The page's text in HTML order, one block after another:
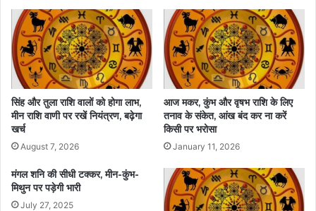
सिंह और तुला राशि वालों को होगा लाभ,
मीन राशि वाणी पर रखें नियंत्रण, बढ़ेगा
खर्च
August 7, 2026
आज मकर, कुंभ और वृषभ राशि के लिए
तनाव के संकेत, आंख बंद कर ना करें
किसी पर भरोसा
January 11, 2026
मंगल शनि की सीधी टक्कर, मीन-कुंभ-
मिथुन पर पड़ेगी भारी
July 27, 2025